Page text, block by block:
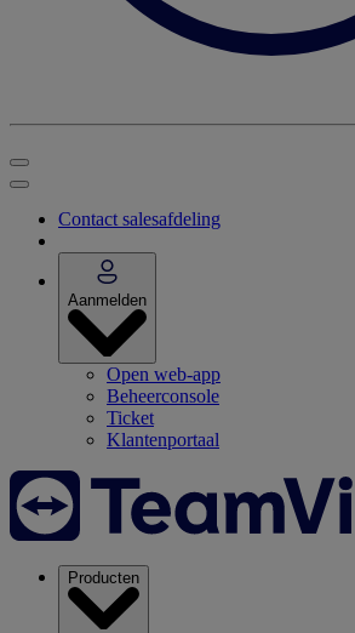
Contact salesafdeling
Aanmelden
Open web-app
Beheerconsole
Ticket
Klantenportaal
Producten